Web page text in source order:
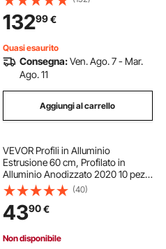
CNC fai da te, Guida Lineare di
Scorrimento
13299€
Quasi esaurito
Consegna:Ven. Ago. 7 - Mar.
Ago. 11
Aggiungi al carrello
VEVOR Profili in Alluminio
Estrusione 60 cm, Profilato in
Alluminio Anodizzato 2020 10 pezzi
con Scanalatura a T Normativa
Europea, Profilo Estruso 2020 per
Stampante 3D Macchina CNC Fai
da te
(40)
4390€
Non disponibile